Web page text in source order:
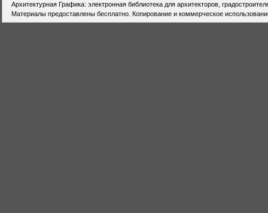
Архитектурная Графика: электронная библиотека для архитекторов,
Материалы предоставлены бесплатно. Копирование и коммерческое